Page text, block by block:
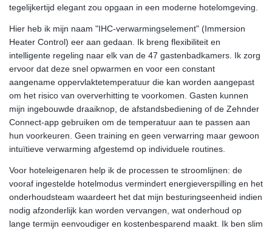
tegelijkertijd elegant zou opgaan in een moderne hotelomgeving.
Hier heb ik mijn naam "IHC-verwarmingselement" (Immersion
Heater Control) eer aan gedaan. Ik breng flexibiliteit en
intelligente regeling naar elk van de 47 gastenbadkamers. Ik zorg
ervoor dat deze snel opwarmen en voor een constant
aangename oppervlaktetemperatuur die kan worden aangepast
om het risico van oververhitting te voorkomen. Gasten kunnen
mijn ingebouwde draaiknop, de afstandsbediening of de Zehnder
Connect-app gebruiken om de temperatuur aan te passen aan
hun voorkeuren. Geen training en geen verwarring maar gewoon
intuïtieve verwarming afgestemd op individuele routines.
Voor hoteleigenaren help ik de processen te stroomlijnen: de
vooraf ingestelde hotelmodus vermindert energieverspilling en het
onderhoudsteam waardeert het dat mijn besturingseenheid indien
nodig afzonderlijk kan worden vervangen, wat onderhoud op
lange termijn eenvoudiger en kostenbesparend maakt. Ik ben slim